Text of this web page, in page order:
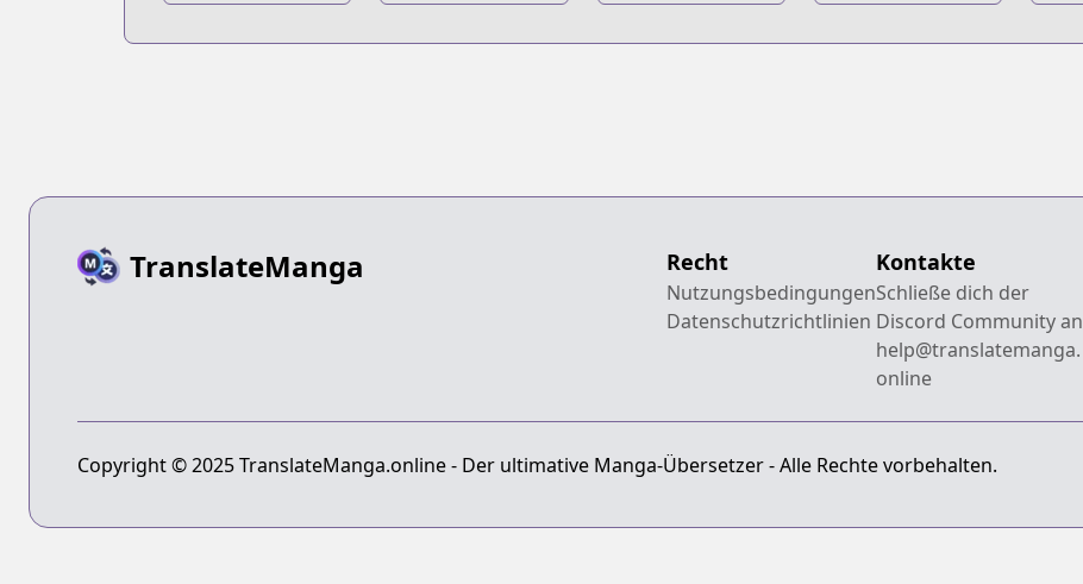
TranslateManga Recht
Nutzungsbedingungen
Datenschutzrichtlinien
Kontakte
Schließe dich der
Discord Community an
help@translatemanga.
online
Copyright © 2025 TranslateManga.online - Der ultimative Manga-Übersetzer - Alle Rechte vorbehalten.